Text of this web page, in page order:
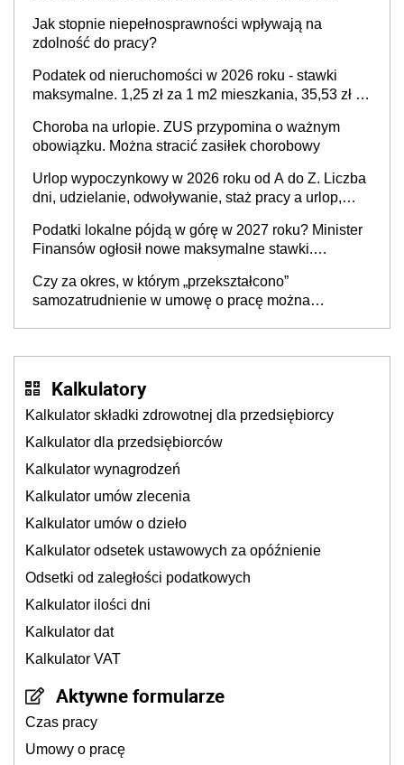
Jak stopnie niepełnosprawności wpływają na
zdolność do pracy?
Podatek od nieruchomości w 2026 roku - stawki
maksymalne. 1,25 zł za 1 m2 mieszkania, 35,53 zł za
biznesu
Choroba na urlopie. ZUS przypomina o ważnym
obowiązku. Można stracić zasiłek chorobowy
Urlop wypoczynkowy w 2026 roku od A do Z. Liczba
dni, udzielanie, odwoływanie, staż pracy a urlop,
Podatki lokalne pójdą w górę w 2027 roku? Minister
Finansów ogłosił nowe maksymalne stawki.
Czy za okres, w którym „przekształcono”
samozatrudnienie w umowę o pracę można
Kalkulatory
Kalkulator składki zdrowotnej dla przedsiębiorcy
Kalkulator dla przedsiębiorców
Kalkulator wynagrodzeń
Kalkulator umów zlecenia
Kalkulator umów o dzieło
Kalkulator odsetek ustawowych za opóźnienie
Odsetki od zaległości podatkowych
Kalkulator ilości dni
Kalkulator dat
Kalkulator VAT
Aktywne formularze
Czas pracy
Umowy o pracę